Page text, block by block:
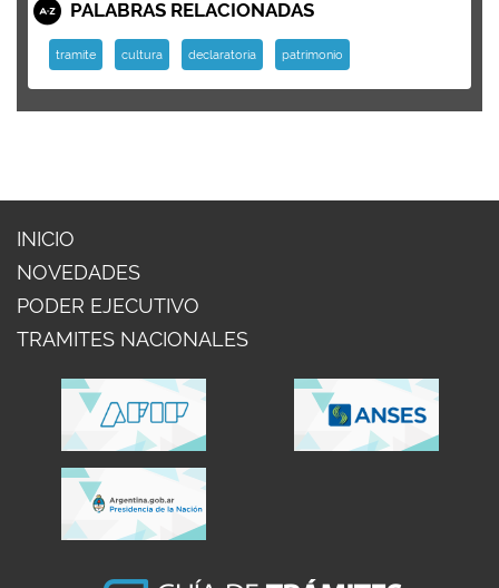
PALABRAS RELACIONADAS
tramite cultura declaratoria patrimonio
INICIO
NOVEDADES
PODER EJECUTIVO
TRAMITES NACIONALES